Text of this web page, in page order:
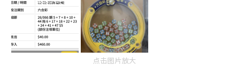
点击图片放大